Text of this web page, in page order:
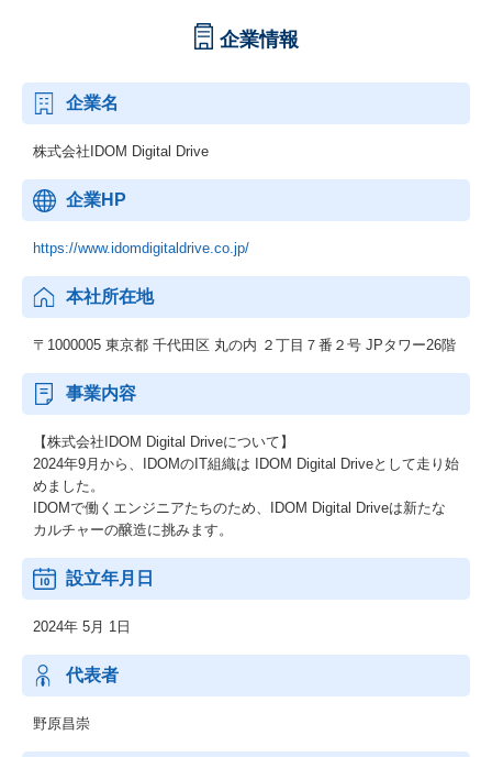
企業情報
企業名
株式会社IDOM Digital Drive
企業HP
https://www.idomdigitaldrive.co.jp/
本社所在地
〒1000005 東京都 千代田区 丸の内 ２丁目７番２号 JPタワー26階
事業内容
【株式会社IDOM Digital Driveについて】
2024年9月から、IDOMのIT組織は IDOM Digital Driveとして走り始
めました。
IDOMで働くエンジニアたちのため、IDOM Digital Driveは新たな
カルチャーの醸造に挑みます。
設立年月日
2024年 5月 1日
代表者
野原昌崇